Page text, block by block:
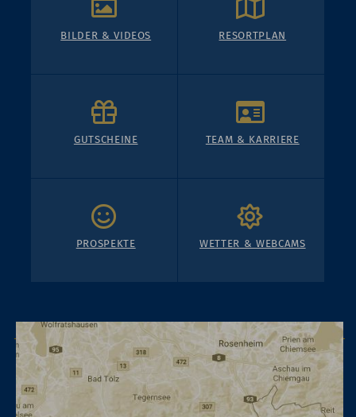
BILDER & VIDEOS RESORTPLAN
GUTSCHEINE TEAM & KARRIERE
PROSPEKTE WETTER & WEBCAMS